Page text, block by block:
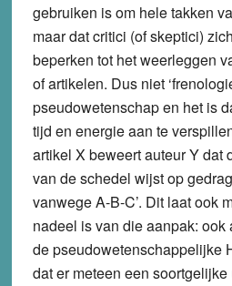
gebruiken is om hele takken
maar dat critici (of skeptici)
beperken tot het weerleggen
of artikelen. Dus niet
pseudowetenschap en het is
tijd en energie aan te
artikel X beweert auteur Y dat
van de schedel wijst op
vanwege A-B-C’. Dit laat ook
nadeel is van die aanpak: ook
de pseudowetenschappelijke
dat er meteen een